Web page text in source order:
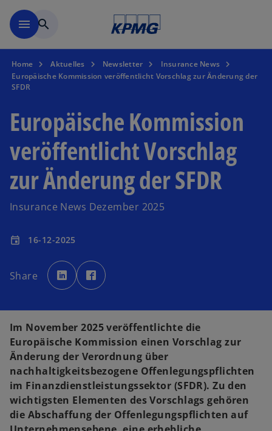
menu search
Home Aktuelles Newsletter
Insurance News
Europäische Kommission veröffentlicht Vorschlag zur Änderung der
SFDR
Europäische Kommission
veröffentlicht Vorschlag
zur Änderung der SFDR
Insurance News Dezember 2025
event 16-12-2025
Share
w
i
r
d
e
r
n
u
e
n
e
g
i
t
i
r
e
n
u
n
e
i
t
Im November 2025 veröffentlichte die
Europäische Kommission einen Vorschlag zur
Änderung der Verordnung über
nachhaltigkeitsbezogene Offenlegungspflichten
im Finanzdienstleistungssektor (SFDR). Zu den
wichtigsten Elementen des Vorschlags gehören
die Abschaffung der Offenlegungspflichten auf